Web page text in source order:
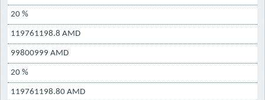
20 %
119761198.8 AMD
99800999 AMD
20 %
119761198.80 AMD